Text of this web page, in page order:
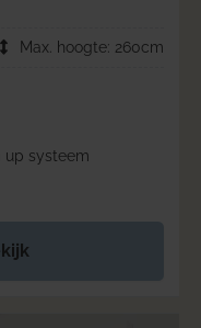
Max. hoogte: 260cm
systeem